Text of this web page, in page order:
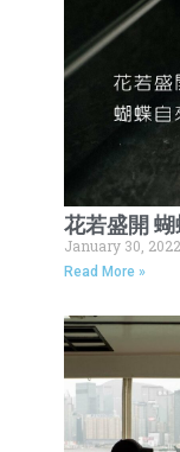
花若盛開
January 30, 2022
Read More »